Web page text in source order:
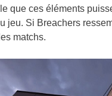
que ces éléments
jeu. Si Breachers
matchs.